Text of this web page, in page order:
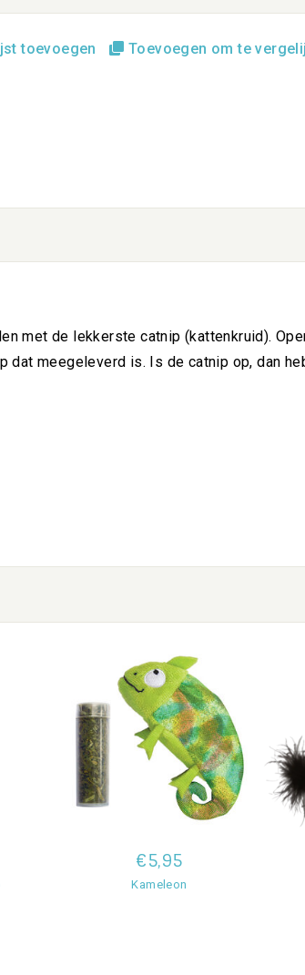
toevoegen Toevoegen om te
met de lekkerste catnip (kattenkruid).
meegeleverd is. Is de catnip op, dan
€5,95
Kameleon